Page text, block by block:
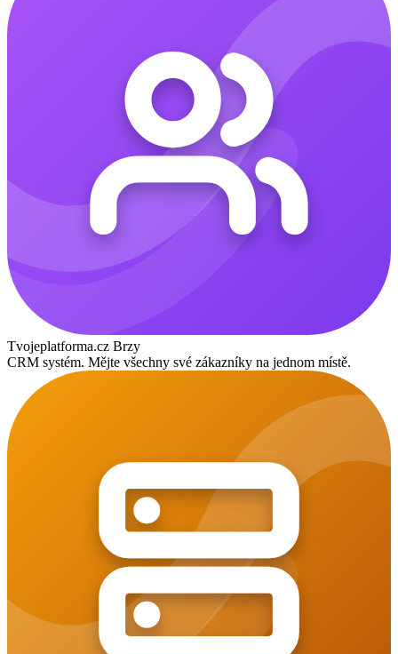
Tvojeplatforma.cz Brzy
CRM systém. Mějte všechny své zákazníky na jednom místě.